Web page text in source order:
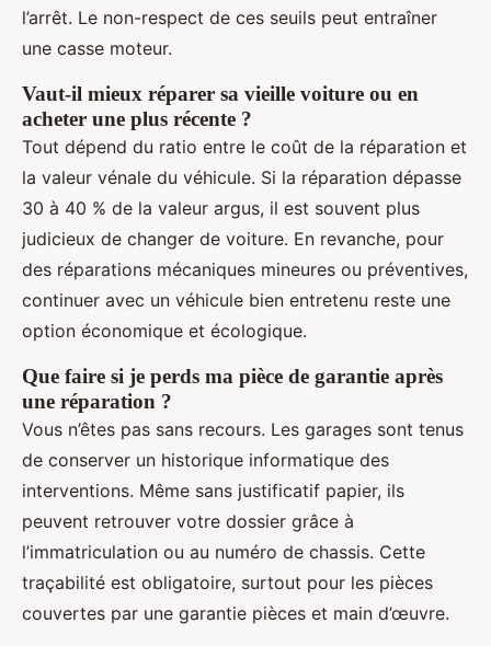
l’arrêt. Le non-respect de ces seuils peut entraîner
une casse moteur.
Vaut-il mieux réparer sa vieille voiture ou en
acheter une plus récente ?
Tout dépend du ratio entre le coût de la réparation et
la valeur vénale du véhicule. Si la réparation dépasse
30 à 40 % de la valeur argus, il est souvent plus
judicieux de changer de voiture. En revanche, pour
des réparations mécaniques mineures ou préventives,
continuer avec un véhicule bien entretenu reste une
option économique et écologique.
Que faire si je perds ma pièce de garantie après
une réparation ?
Vous n’êtes pas sans recours. Les garages sont tenus
de conserver un historique informatique des
interventions. Même sans justificatif papier, ils
peuvent retrouver votre dossier grâce à
l’immatriculation ou au numéro de chassis. Cette
traçabilité est obligatoire, surtout pour les pièces
couvertes par une garantie pièces et main d’œuvre.